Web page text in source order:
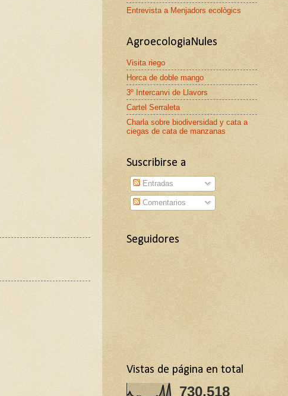
Entrevista a Menjadors ecològics
AgroecologiaNules
Visita riego
Horca de doble mango
3º Intercanvi de Llavors
Cartel Serraleta
Charla sobre biodiversidad y cata a
ciegas de cata de manzanas
Suscribirse a
Entradas
Comentarios
Seguidores
Vistas de página en total
730,518